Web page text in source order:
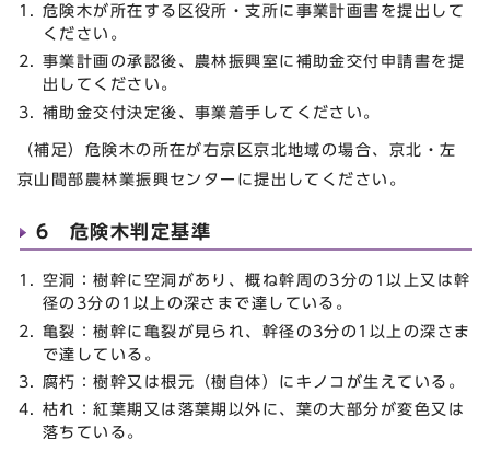
危険木が所在する区役所・支所に事業計画書を提出して
ください。
事業計画の承認後、農林振興室に補助金交付申請書を提
出してください。
補助金交付決定後、事業着手してください。
（補足）危険木の所在が右京区京北地域の場合、京北・左
京山間部農林業振興センターに提出してください。
6 危険木判定基準
空洞：樹幹に空洞があり、概ね幹周の3分の1以上又は幹
径の3分の1以上の深さまで達している。
亀裂：樹幹に亀裂が見られ、幹径の3分の1以上の深さま
で達している。
腐朽：樹幹又は根元（樹自体）にキノコが生えている。
枯れ：紅葉期又は落葉期以外に、葉の大部分が変色又は
落ちている。